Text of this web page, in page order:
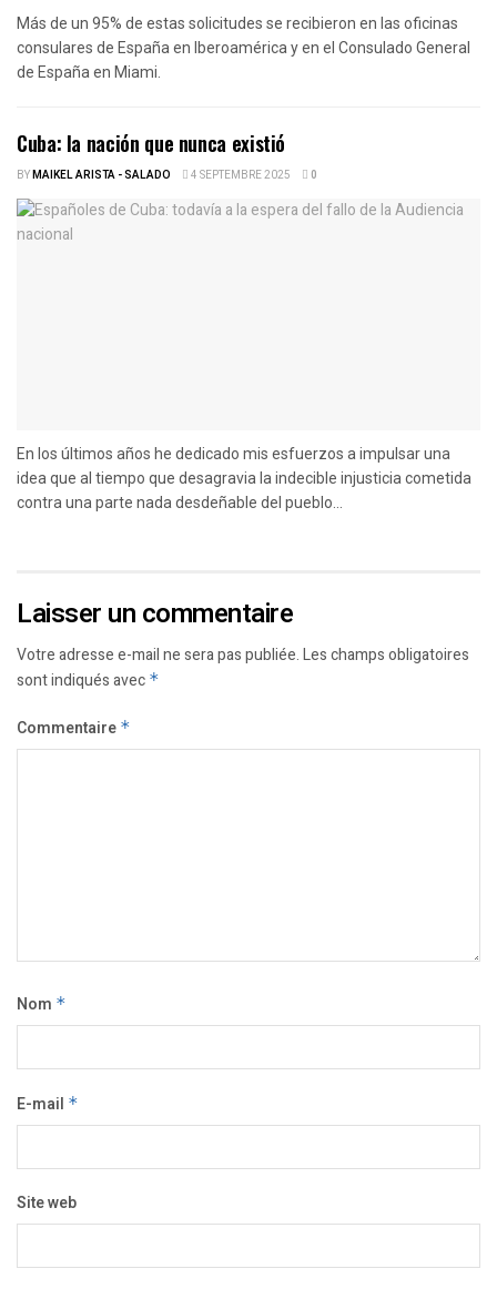
Más de un 95% de estas solicitudes se recibieron en las oficinas
consulares de España en Iberoamérica y en el Consulado General
de España en Miami.
Cuba: la nación que nunca existió
BYMAIKEL ARISTA - SALADO 4 SEPTEMBRE 2025 0
En los últimos años he dedicado mis esfuerzos a impulsar una
idea que al tiempo que desagravia la indecible injusticia cometida
contra una parte nada desdeñable del pueblo...
Laisser un commentaire
Votre adresse e-mail ne sera pas publiée.Les champs obligatoires
sont indiqués avec *
Commentaire *
Nom *
E-mail *
Site web